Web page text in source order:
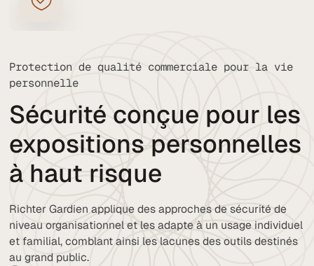
Protection de qualité commerciale pour la vie
personnelle
Sécurité conçue pour les
expositions personnelles
à haut risque
Richter Gardien applique des approches de sécurité de
niveau organisationnel et les adapte à un usage individuel
et familial, comblant ainsi les lacunes des outils destinés
au grand public.